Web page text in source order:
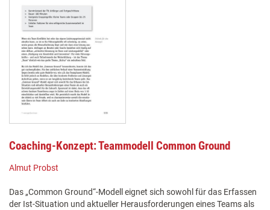
Coaching-Konzept: Teammodell Common Ground
Almut Probst
Das „Common Ground“-Modell eignet sich sowohl für das Erfassen
der Ist-Situation und aktueller Herausforderungen eines Teams als